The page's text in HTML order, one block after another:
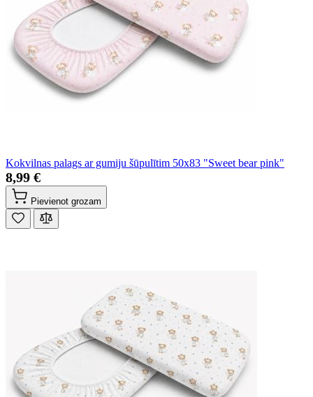
Kokvilnas palags ar gumiju šūpulītim 50x83 "Sweet bear pink"
8,99 €
Pievienot grozam